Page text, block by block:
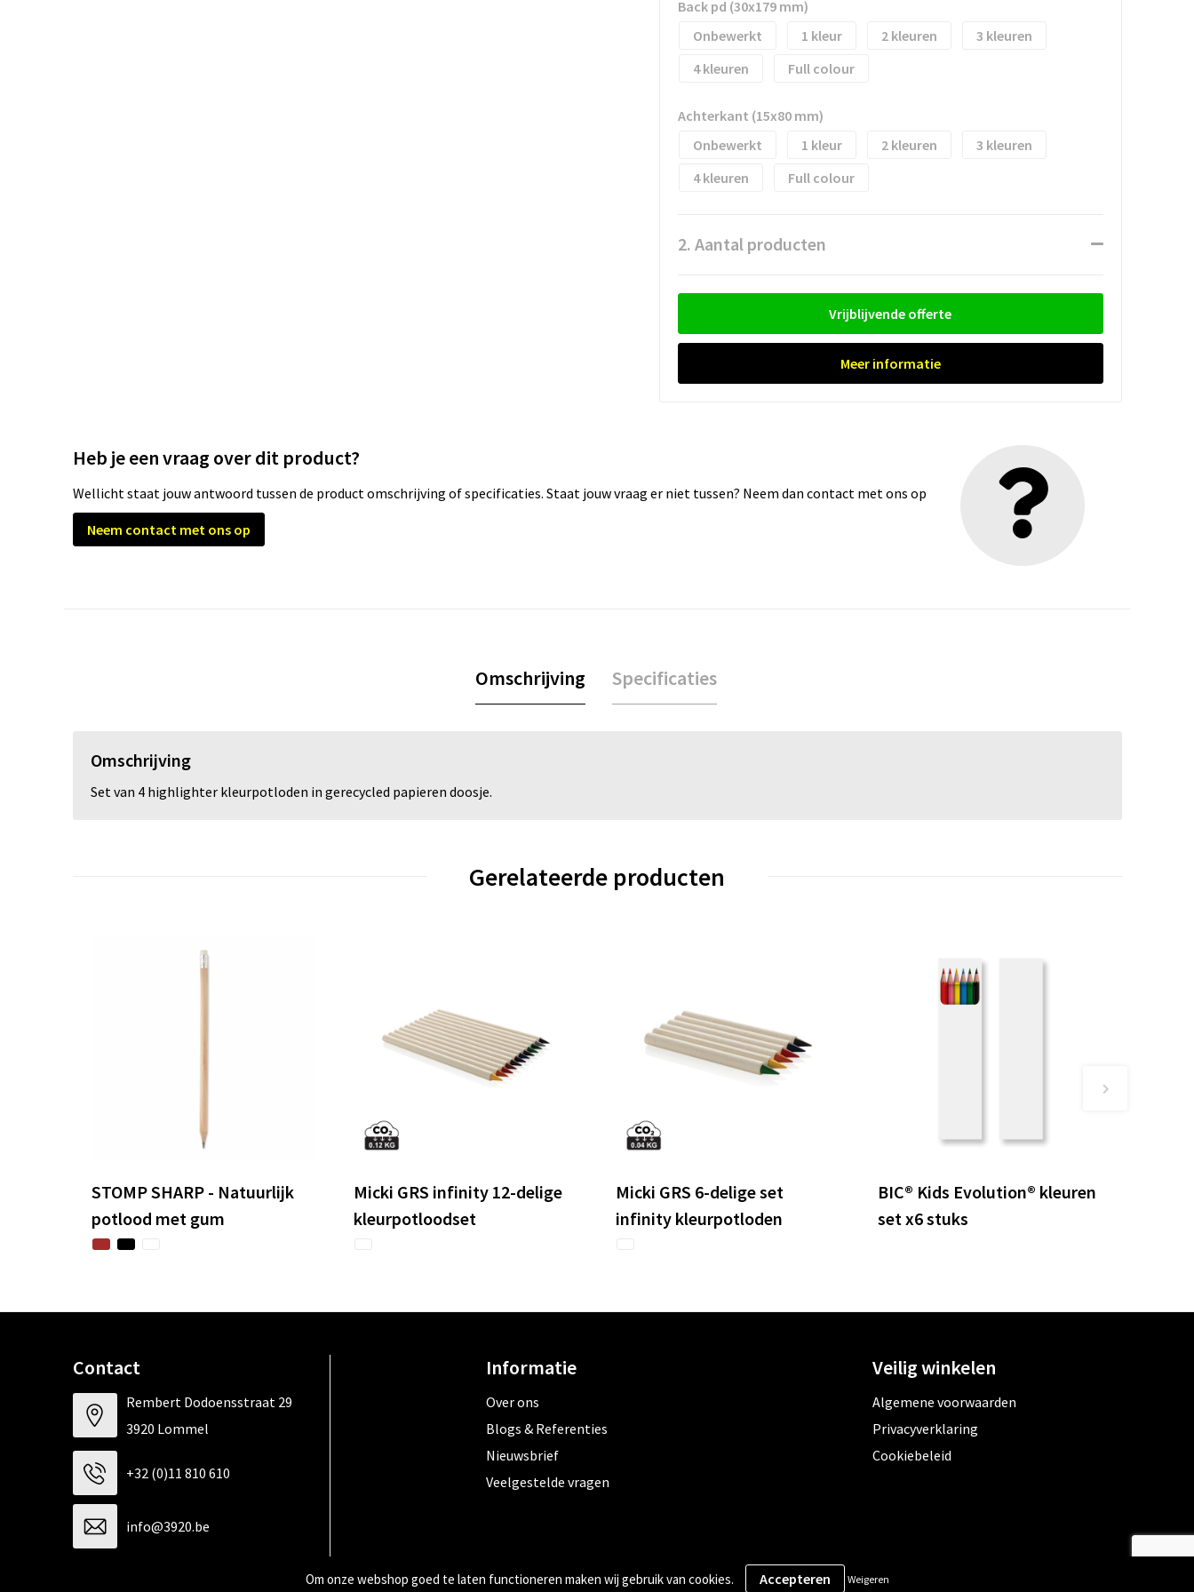
Back pd (30x179 mm)
Onbewerkt
1 2
3
4
Full colour
Achterkant (15x80 mm)
Onbewerkt
1 2
3
4
Full colour
2. Aantal producten
Vrijblijvende offerte
Meer informatie
Heb je een vraag over dit product?
Wellicht staat jouw antwoord tussen de product omschrijving of specificaties. Staat jouw vraag er niet tussen? Neem dan contact met ons op
Neem contact met ons op
Omschrijving Specificaties
Omschrijving
Set van 4 highlighter kleurpotloden in gerecycled papieren doosje.
Gerelateerde producten
STOMP SHARP - Natuurlijk
potlood met gum
Micki GRS infinity 12-delige
kleurpotloodset
Micki GRS 6-delige set
infinity kleurpotloden
BIC® Kids Evolution® kleuren
set x6 stuks
Contact
Rembert Dodoensstraat 29
3920 Lommel
+32 (0)11 810 610
info@3920.be
Informatie
Over ons
Blogs & Referenties
Nieuwsbrief
Veelgestelde vragen
Veilig winkelen
Algemene voorwaarden
Privacyverklaring
Cookiebeleid
Om onze webshop goed te laten functioneren maken wij gebruik van cookies. Weigeren